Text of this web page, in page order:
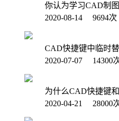
你认为学习CAD制
2020-08-14 9694次
CAD快捷键中临时
2020-07-07 14300
为什么CAD快捷键
2020-04-21 28000